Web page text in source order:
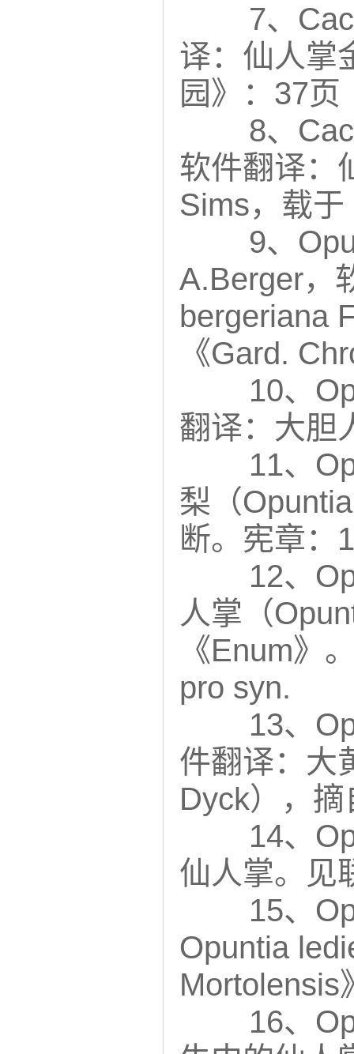
7、
译：仙人掌
园》：37页
8、
软件翻译：
Sims，载
9、
A.Berger，
bergeriana
《Gard.
10、
翻译：大胆
11、
梨（
断。宪章：
12、
人掌（
《Enum》
pro syn.
13、
件翻译：大
Dyck），
14、
仙人掌。见
15、
Opuntia
Mortolensis
16、